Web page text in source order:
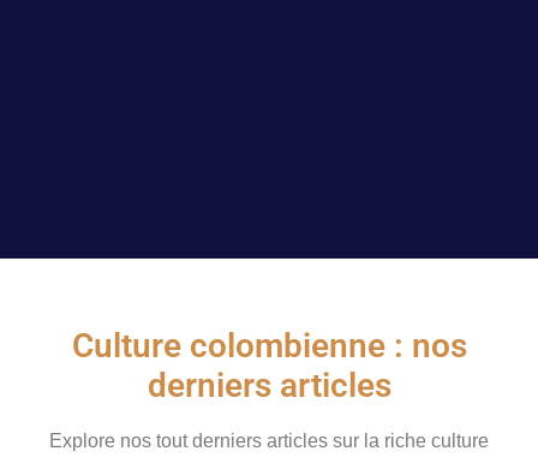
Culture colombienne : nos
derniers articles
Explore nos tout derniers articles sur la riche culture